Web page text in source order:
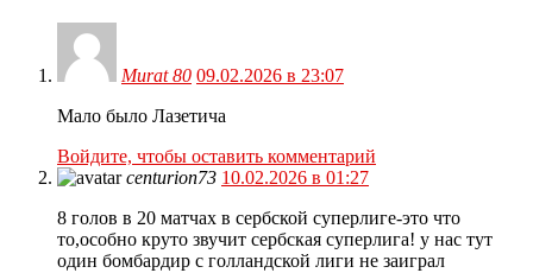
Murat 80 09.02.2026 в 23:07
Мало было Лазетича
Войдите, чтобы оставить комментарий
centurion73 10.02.2026 в 01:27
8 голов в 20 матчах в сербской суперлиге-это что
то,особно круто звучит сербская суперлига! у нас тут
один бомбардир с голландской лиги не заиграл